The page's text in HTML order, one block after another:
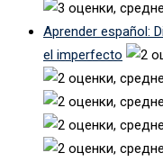
Aprender español:
el imperfecto